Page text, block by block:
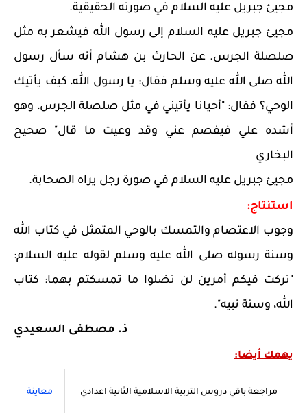
مجيئ جبريل عليه السلام في صورته الحقيقية.
مجيئ جبريل عليه السلام إلى رسول الله فيشعر به مثل
صلصلة الجرس. عن الحارث بن هشام أنه سأل رسول
الله صلى الله عليه وسلم فقال: يا رسول الله، كيف يأتيك
الوحي؟ فقال: "أحيانا يأتيني في مثل صلصلة الجرس، وهو
أشده علي فيفصم عني وقد وعيت ما قال" صحيح
البخاري
مجيئ جبريل عليه السلام في صورة رجل يراه الصحابة.
استنتاج:
وجوب الاعتصام والتمسك بالوحي المتمثل في كتاب الله
وسنة رسوله صلى الله عليه وسلم لقوله عليه السلام:
"تركت فيكم أمرين لن تضلوا ما تمسكتم بهما: كتاب
الله، وسنة نبيه".
ذ. مصطفى السعيدي
يهمك أيضا:
مراجعة باقي دروس التربية الاسلامية الثانية اعدادي معاينة